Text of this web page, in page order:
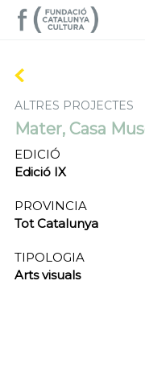
ALTRES PROJECTES
Mater, Casa
EDICIÓ
Edició IX
PROVINCIA
Tot Catalunya
TIPOLOGIA
Arts visuals